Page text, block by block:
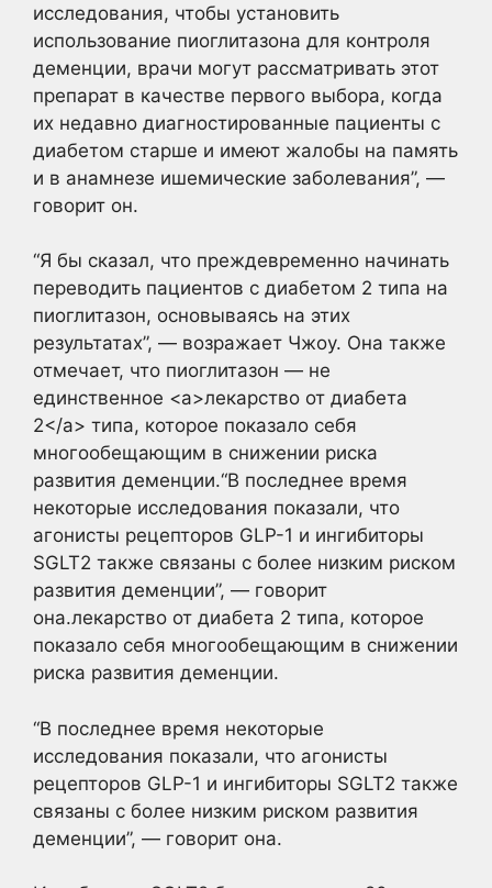
исследования, чтобы установить
использование пиоглитазона для контроля
деменции, врачи могут рассматривать этот
препарат в качестве первого выбора, когда
их недавно диагностированные пациенты с
диабетом старше и имеют жалобы на память
и в анамнезе ишемические заболевания”, —
говорит он.
“Я бы сказал, что преждевременно начинать
переводить пациентов с диабетом 2 типа на
пиоглитазон, основываясь на этих
результатах”, — возражает Чжоу. Она также
отмечает, что пиоглитазон — не
единственное <a>лекарство от диабета
2</a> типа, которое показало себя
многообещающим в снижении риска
развития деменции.“В последнее время
некоторые исследования показали, что
агонисты рецепторов GLP-1 и ингибиторы
SGLT2 также связаны с более низким риском
развития деменции”, — говорит
она.лекарство от диабета 2 типа, которое
показало себя многообещающим в снижении
риска развития деменции.
“В последнее время некоторые
исследования показали, что агонисты
рецепторов GLP-1 и ингибиторы SGLT2 также
связаны с более низким риском развития
деменции”, — говорит она.